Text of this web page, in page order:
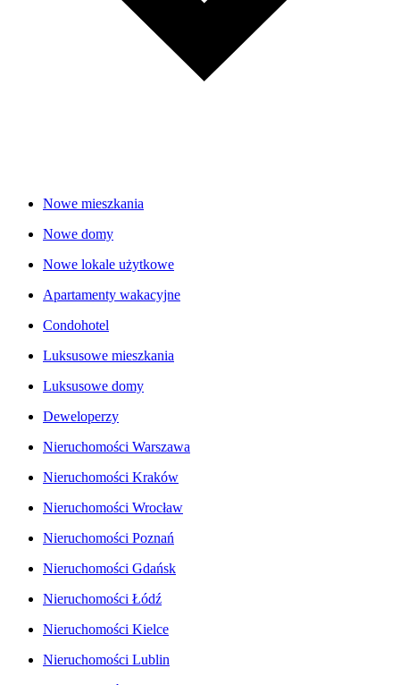
Nowe mieszkania
Nowe domy
Nowe lokale użytkowe
Apartamenty wakacyjne
Condohotel
Luksusowe mieszkania
Luksusowe domy
Deweloperzy
Nieruchomości Warszawa
Nieruchomości Kraków
Nieruchomości Wrocław
Nieruchomości Poznań
Nieruchomości Gdańsk
Nieruchomości Łódź
Nieruchomości Kielce
Nieruchomości Lublin